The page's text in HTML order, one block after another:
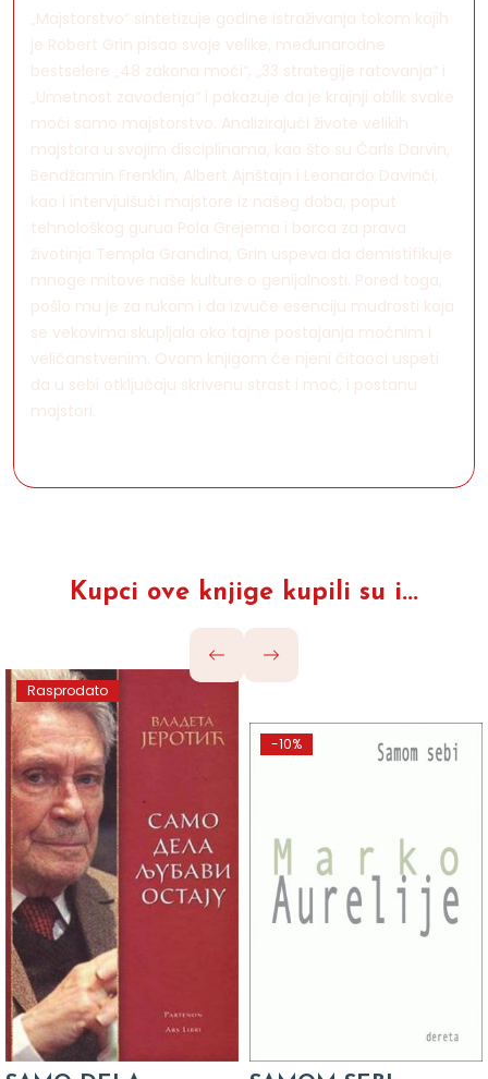
„Majstorstvo“ sintetizuje godine istraživanja tokom kojih
je Robert Grin pisao svoje velike, međunarodne
bestselere „48 zakona moći“, „33 strategije ratovanja“ i
„Umetnost zavođenja“ i pokazuje da je krajnji oblik svake
moći samo majstorstvo. Analizirajući živote velikih
majstora u svojim disciplinama, kao što su Čarls Darvin,
Bendžamin Frenklin, Albert Ajnštajn i Leonardo Davinči,
kao i intervjuišući majstore iz našeg doba, poput
tehnološkog gurua Pola Grejema i borca za prava
životinja Templa Grandina, Grin uspeva da demistifikuje
mnoge mitove naše kulture o genijalnosti. Pored toga,
pošlo mu je za rukom i da izvuče esenciju mudrosti koja
se vekovima skupljala oko tajne postajanja moćnim i
veličanstvenim. Ovom knjigom će njeni čitaoci uspeti
da u sebi otključaju skrivenu strast i moć, i postanu
majstori.
Kupci ove knjige kupili su i...
Rasprodato
-10%